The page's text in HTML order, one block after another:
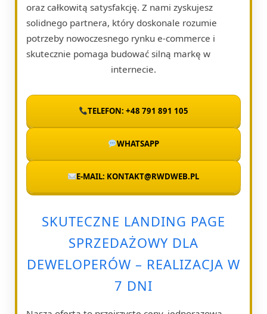
oraz całkowitą satysfakcję. Z nami zyskujesz
solidnego partnera, który doskonale rozumie
potrzeby nowoczesnego rynku e-commerce i
skutecznie pomaga budować silną markę w
internecie.
TELEFON: +48 791 891 105
WHATSAPP
E-MAIL: KONTAKT@RWDWEB.PL
SKUTECZNE LANDING PAGE
SPRZEDAŻOWY DLA
DEWELOPERÓW – REALIZACJA W
7 DNI